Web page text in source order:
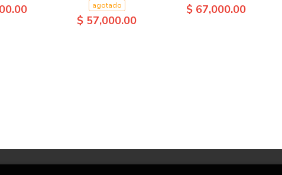
agotado
$ 57,000.00
$ 67,000.00